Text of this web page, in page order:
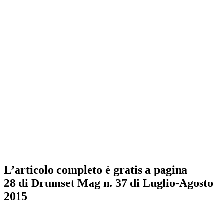
L’articolo completo è gratis a pagina
28 di Drumset Mag n. 37 di Luglio-Agosto
2015